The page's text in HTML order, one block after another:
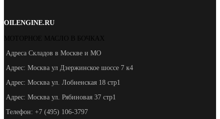
OILENGINE.RU
МОТОРНОЕ МАСЛО В БОЧКАХ
Адреса Складов в Москве и МО
Адрес: Москва ул Дзержинское шоссе 7 к4
Адрес: Москва ул. Лобненская 18 стр1
Адрес: Москва ул. Рябиновая 37 стр1
Телефон: +7 (495) 106-3797